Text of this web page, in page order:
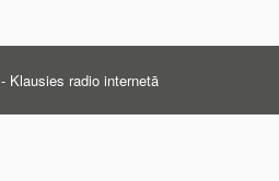
- Klausies radio internetā